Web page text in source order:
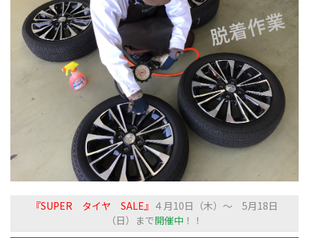
『SUPER タイヤ SALE』 ４月10日（木）～ 5月18日
（日）まで開催中 ！！